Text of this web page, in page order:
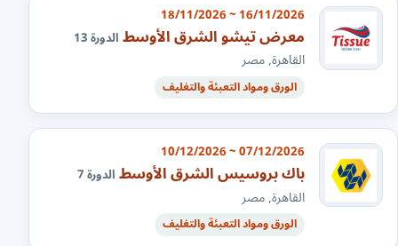
16/11/2026 ~ 18/11/2026
معرض تيشو الشرق الأوسطالدورة 13
القاهرة, مصر
الورق ومواد التعبئة والتغليف
07/12/2026 ~ 10/12/2026
باك بروسيس الشرق الأوسطالدورة 7
القاهرة, مصر
الورق ومواد التعبئة والتغليف